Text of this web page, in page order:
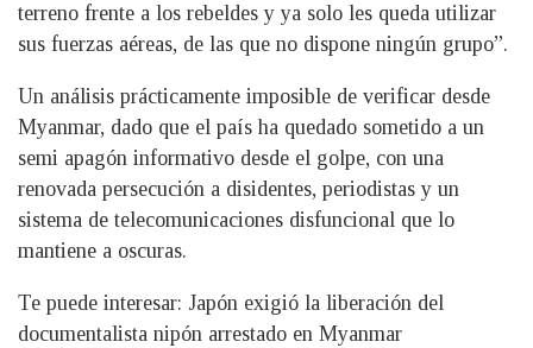
terreno frente a los rebeldes y ya solo les queda utilizar
sus fuerzas aéreas, de las que no dispone ningún grupo”.
Un análisis prácticamente imposible de verificar desde
Myanmar, dado que el país ha quedado sometido a un
semi apagón informativo desde el golpe, con una
renovada persecución a disidentes, periodistas y un
sistema de telecomunicaciones disfuncional que lo
mantiene a oscuras.
Te puede interesar: Japón exigió la liberación del
documentalista nipón arrestado en Myanmar